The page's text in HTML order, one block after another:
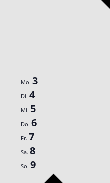
Mo. 3
Di. 4
Mi. 5
Do. 6
Fr. 7
Sa. 8
So. 9
Nächste